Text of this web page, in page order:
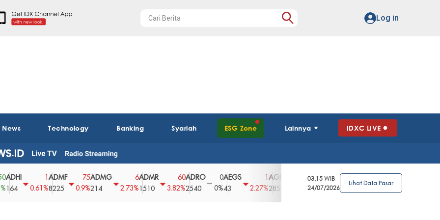
Log in
Technology Banking Syariah ESG Zone Lainnya IDXC LIVE
0.61%
ADMF
8225
75
0.9%
ADMG
214
2.73%
ADMR
1510
60
3.82%
ADRO
2540
0
0%
AEGS
2.27% 2850
3.39%
AGRO
4
2.63%
AGRS
0%
03.15 WIB
24/07/2026
Lihat Data Pasar